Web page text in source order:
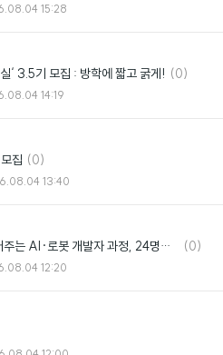
글 15:28
‘ 3.5기 모집 : 방학에 짧고 굵게! 댓
(0)
14:19
집 댓
글
(0)
13:40
[전액무료/채용연계] 서울시가 밀어주는 AI·로봇 개발자 과정, 24명만 뽑아요 🤖
댓
(0)
12:20